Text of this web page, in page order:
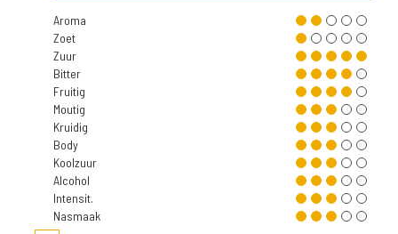
Aroma
Zoet
Zuur
Bitter
Fruitig
Moutig
Kruidig
Body
Koolzuur
Alcohol
Intensit.
Nasmaak